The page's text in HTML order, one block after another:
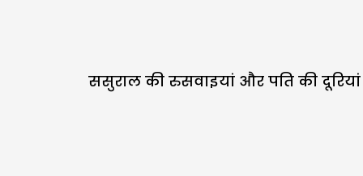
ससुराल की रुसवाइयां और पति की